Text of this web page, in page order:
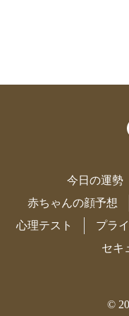
今日の運勢
赤ちゃんの顔予想
心理テスト
プラ
セキ
©